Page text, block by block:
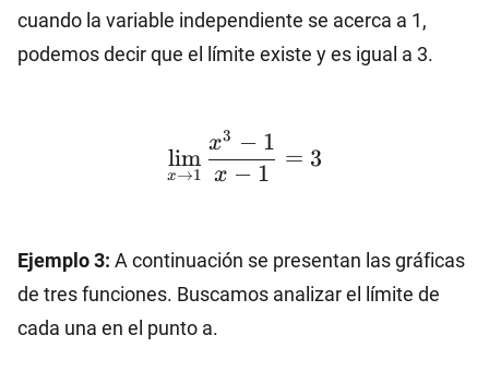
cuando la variable independiente se acerca a 1,
podemos decir que el límite existe y es igual a 3.
\lim_{x\to 1}
x→1
lim
x − 1
x3 − 1
= 3
Ejemplo 3: A continuación se presentan las gráficas
de tres funciones. Buscamos analizar el límite de
cada una en el punto a.